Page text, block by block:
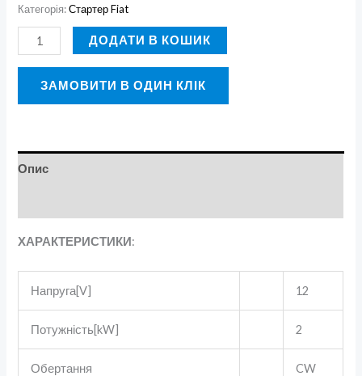
Категорія:Стартер Fiat
ДОДАТИ В КОШИК
ЗАМОВИТИ В ОДИН КЛІК
Опис
ХАРАКТЕРИСТИКИ:
Напруга[V] 12
Потужність[kW] 2
Обертання CW